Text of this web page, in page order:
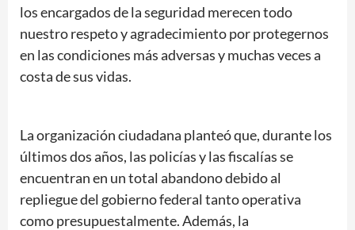
los encargados de la seguridad merecen todo
nuestro respeto y agradecimiento por protegernos
en las condiciones más adversas y muchas veces a
costa de sus vidas.
La organización ciudadana planteó que, durante los
últimos dos años, las policías y las fiscalías se
encuentran en un total abandono debido al
repliegue del gobierno federal tanto operativa
como presupuestalmente. Además, la